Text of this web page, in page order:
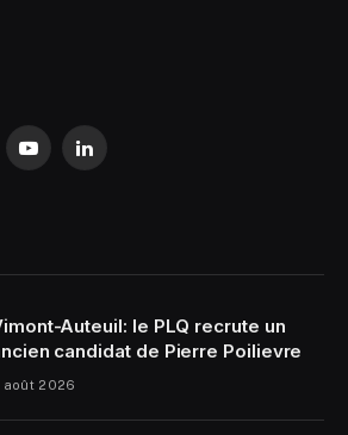
YouTubeLinkedIn
Auteuil: le PLQ recrute un
candidat de Pierre Poilievre
août 2026